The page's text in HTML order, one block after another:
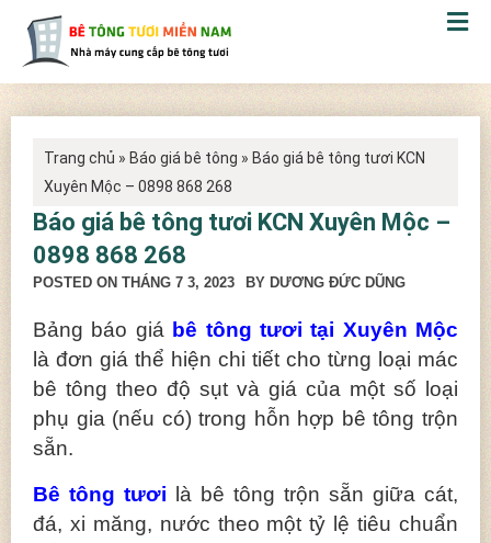
Trang chủ » Báo giá bê tông » Báo giá bê tông tươi KCN
Xuyên Mộc – 0898 868 268
Báo giá bê tông tươi KCN Xuyên Mộc –
0898 868 268
POSTED ON THÁNG 7 3, 2023 BY DƯƠNG ĐỨC DŨNG
Bảng báo giá bê tông tươi tại Xuyên Mộc
là đơn giá thể hiện chi tiết cho từng loại mác
bê tông theo độ sụt và giá của một số loại
phụ gia (nếu có) trong hỗn hợp bê tông trộn
sẵn.
Bê tông tươi là bê tông trộn sẵn giữa cát,
đá, xi măng, nước theo một tỷ lệ tiêu chuẩn